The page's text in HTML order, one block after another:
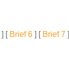
] [ Brief 6 ] [ Brief 7